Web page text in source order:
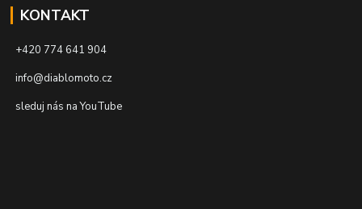
KONTAKT
+420 774 641 904
info@diablomoto.cz
sleduj nás na YouTube